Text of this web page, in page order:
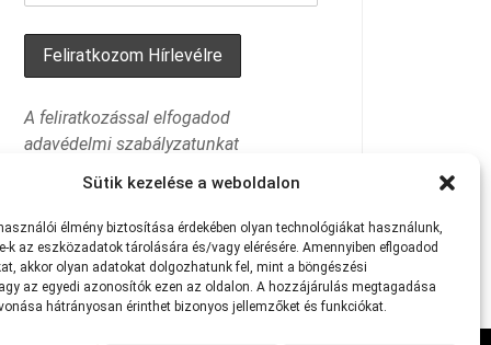
Sütik kezelése a weboldalon
élmény biztosítása érdekében olyan technológiákat használunk,
k az eszközadatok tárolására és/vagy elérésére. Amennyiben eflgoadod
, akkor olyan adatokat dolgozhatunk fel, mint a böngészési
az egyedi azonosítók ezen az oldalon. A hozzájárulás megtagadása
hátrányosan érinthet bizonyos jellemzőket ésfunkciókat.
A feliratkozással elfogadod
adavédelmi szabályzatunkat